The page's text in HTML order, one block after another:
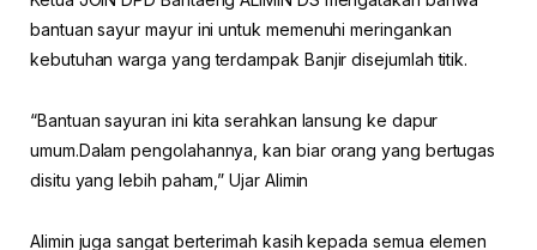
bantuan sayur mayur ini untuk memenuhi meringankan
kebutuhan warga yang terdampak Banjir disejumlah titik.
“Bantuan sayuran ini kita serahkan lansung ke dapur
umum.Dalam pengolahannya, kan biar orang yang bertugas
disitu yang lebih paham,” Ujar Alimin
Alimin juga sangat berterimah kasih kepada semua elemen